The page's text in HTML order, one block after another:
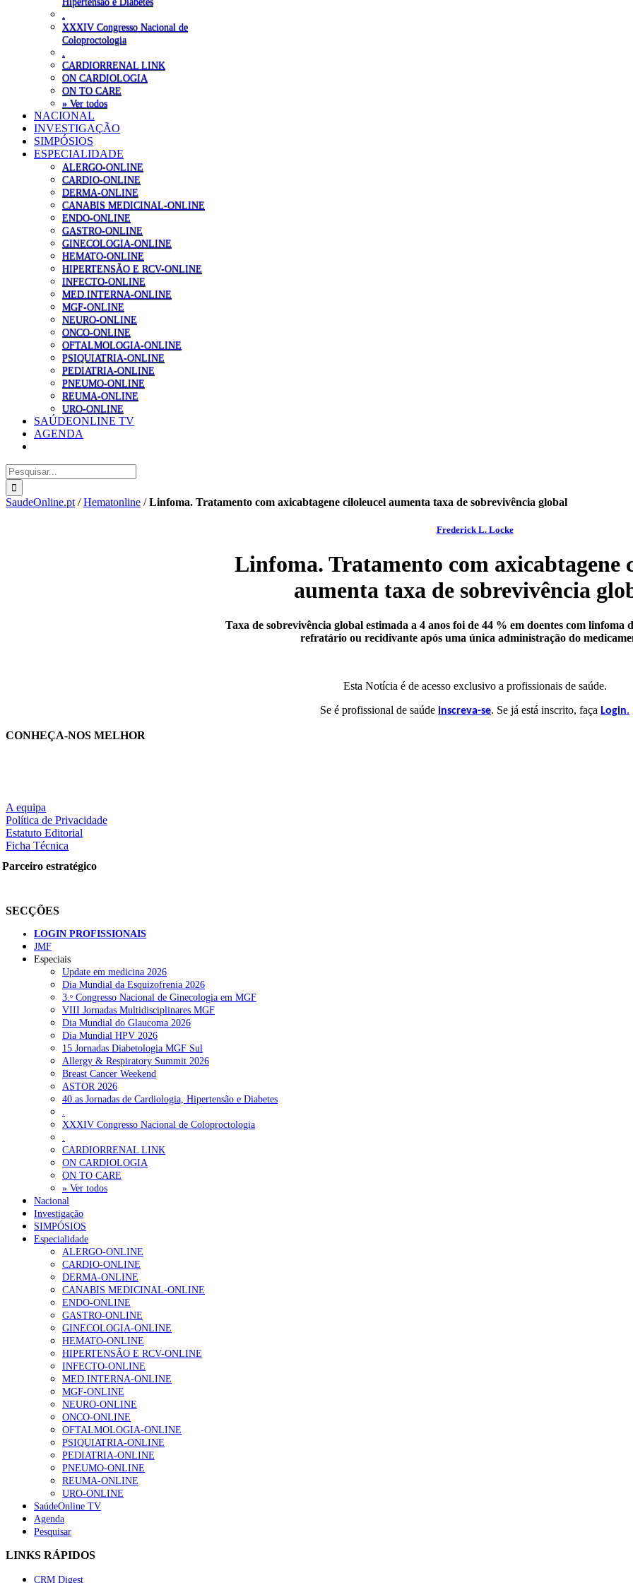
XXXIV Congresso Nacional de
Coloproctologia
CARDIORRENAL LINK
ON CARDIOLOGIA
ON TO CARE
» Ver todos
NACIONAL
INVESTIGAÇÃO
SIMPÓSIOS
ESPECIALIDADE
ALERGO-ONLINE
CARDIO-ONLINE
DERMA-ONLINE
CANABIS MEDICINAL-ONLINE
ENDO-ONLINE
GASTRO-ONLINE
GINECOLOGIA-ONLINE
HEMATO-ONLINE
HIPERTENSÃO E RCV-ONLINE
INFECTO-ONLINE
MED.INTERNA-ONLINE
MGF-ONLINE
NEURO-ONLINE
ONCO-ONLINE
OFTALMOLOGIA-ONLINE
PSIQUIATRIA-ONLINE
PEDIATRIA-ONLINE
PNEUMO-ONLINE
REUMA-ONLINE
URO-ONLINE
SAÚDEONLINE TV
AGENDA
Pesquisar
SaudeOnline.pt /Hematonline /Linfoma. Tratamento com axicabtagene ciloleucel aumenta taxa de sobrevivência global
Frederick L. Locke
Linfoma. Tratamento com axicabtagene
aumenta taxa de sobrevivência
Taxa de sobrevivência global estimada a 4 anos foi de 44 % em doentes com linfoma
refratário ou recidivante após uma única administração do
Esta Notícia é de acesso exclusivo a profissionais de saúde.
Se é profissional de saúde inscreva-se. Se já está inscrito, faça Login.
CONHEÇA-NOS MELHOR
A equipa
Política de Privacidade
Estatuto Editorial
Ficha Técnica
Parceiro estratégico
SECÇÕES
LOGIN PROFISSIONAIS
JMF
Especiais
Update em medicina 2026
Dia Mundial da Esquizofrenia 2026
3.ᵒ Congresso Nacional de Ginecologia em MGF
VIII Jornadas Multidisciplinares MGF
Dia Mundial do Glaucoma 2026
Dia Mundial HPV 2026
15 Jornadas Diabetologia MGF Sul
Allergy & Respiratory Summit 2026
Breast Cancer Weekend
ASTOR 2026
40.as Jornadas de Cardiologia, Hipertensão e Diabetes
XXXIV Congresso Nacional de Coloproctologia
CARDIORRENAL LINK
ON CARDIOLOGIA
ON TO CARE
» Ver todos
Nacional
Investigação
SIMPÓSIOS
Especialidade
ALERGO-ONLINE
CARDIO-ONLINE
DERMA-ONLINE
CANABIS MEDICINAL-ONLINE
ENDO-ONLINE
GASTRO-ONLINE
GINECOLOGIA-ONLINE
HEMATO-ONLINE
HIPERTENSÃO E RCV-ONLINE
INFECTO-ONLINE
MED.INTERNA-ONLINE
MGF-ONLINE
NEURO-ONLINE
ONCO-ONLINE
OFTALMOLOGIA-ONLINE
PSIQUIATRIA-ONLINE
PEDIATRIA-ONLINE
PNEUMO-ONLINE
REUMA-ONLINE
URO-ONLINE
SaúdeOnline TV
Agenda
Pesquisar
LINKS RÁPIDOS
CRM Digest